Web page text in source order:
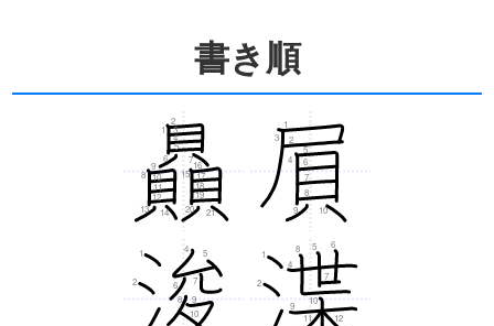
書き順
1
2
3
4
5
6
7
8
9
10
11
12
13
14
15
16
17
18
19
20
21
1
2
3
4
5
6
7
8
9
10
1
2
4 5
6
7
8
9
10
1
2
4
5 6
7
8
9
10
11
12